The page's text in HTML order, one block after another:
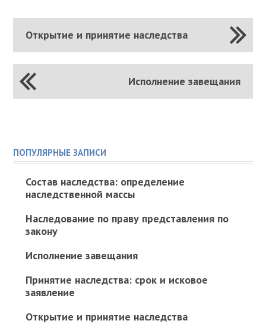
Открытие и принятие наследства
Исполнение завещания
ПОПУЛЯРНЫЕ ЗАПИСИ
Состав наследства: определение
наследственной массы
Наследование по праву представления по
закону
Исполнение завещания
Принятие наследства: срок и исковое
заявление
Открытие и принятие наследства